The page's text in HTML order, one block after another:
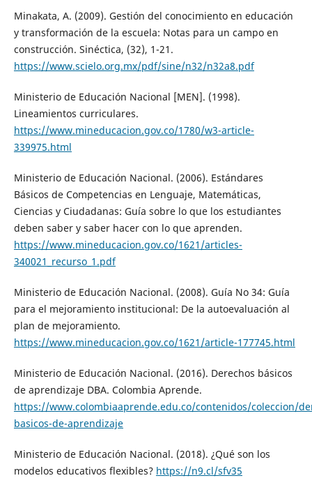
Minakata, A. (2009). Gestión del conocimiento en educación
y transformación de la escuela: Notas para un campo en
construcción. Sinéctica, (32), 1-21.
https://www.scielo.org.mx/pdf/sine/n32/n32a8.pdf
Ministerio de Educación Nacional [MEN]. (1998).
Lineamientos curriculares.
https://www.mineducacion.gov.co/1780/w3-article-
339975.html
Ministerio de Educación Nacional. (2006). Estándares
Básicos de Competencias en Lenguaje, Matemáticas,
Ciencias y Ciudadanas: Guía sobre lo que los estudiantes
deben saber y saber hacer con lo que aprenden.
https://www.mineducacion.gov.co/1621/articles-
340021_recurso_1.pdf
Ministerio de Educación Nacional. (2008). Guía No 34: Guía
para el mejoramiento institucional: De la autoevaluación al
plan de mejoramiento.
https://www.mineducacion.gov.co/1621/article-177745.html
Ministerio de Educación Nacional. (2016). Derechos básicos
de aprendizaje DBA. Colombia Aprende.
https://www.colombiaaprende.edu.co/contenidos/coleccion/
basicos-de-aprendizaje
Ministerio de Educación Nacional. (2018). ¿Qué son los
modelos educativos flexibles? https://n9.cl/sfv35